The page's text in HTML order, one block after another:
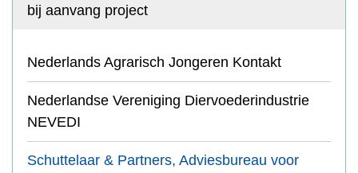
bij aanvang project
Nederlands Agrarisch Jongeren Kontakt
Nederlandse Vereniging Diervoederindustrie
NEVEDI
Schuttelaar & Partners, Adviesbureau voor